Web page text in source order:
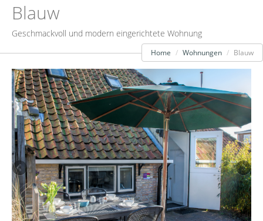
Blauw
Geschmackvoll und modern eingerichtete Wohnung
Home Wohnungen Blauw